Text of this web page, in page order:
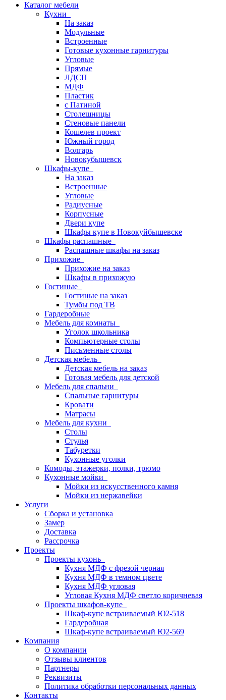
Каталог мебели
Кухни
На заказ
Модульные
Встроенные
Готовые кухонные гарнитуры
Угловые
Прямые
ЛДСП
МДФ
Пластик
с Патиной
Столешницы
Стеновые панели
Кошелев проект
Южный город
Волгарь
Новокубышевск
Шкафы-купе
На заказ
Встроенные
Угловые
Радиусные
Корпусные
Двери купе
Шкафы купе в Новокуйбышевске
Шкафы распашные
Распашные шкафы на заказ
Прихожие
Прихожие на заказ
Шкафы в прихожую
Гостиные
Гостиные на заказ
Тумбы под ТВ
Гардеробные
Мебель для комнаты
Уголок школьника
Компьютерные столы
Письменные столы
Детская мебель
Детская мебель на заказ
Готовая мебель для детской
Мебель для спальни
Спальные гарнитуры
Кровати
Матрасы
Мебель для кухни
Столы
Стулья
Табуретки
Кухонные уголки
Комоды, этажерки, полки, трюмо
Кухонные мойки
Мойки из искусственного камня
Мойки из нержавейки
Услуги
Сборка и установка
Замер
Доставка
Рассрочка
Проекты
Проекты кухонь
Кухня МДФ с фрезой черная
Кухня МДФ в темном цвете
Кухня МДФ угловая
Угловая Кухня МДФ светло коричневая
Проекты шкафов-купе
Шкаф-купе встраиваемый Ю2-518
Гардеробная
Шкаф-купе встраиваемый Ю2-569
Компания
О компании
Отзывы клиентов
Партнеры
Реквизиты
Политика обработки персональных данных
Контакты